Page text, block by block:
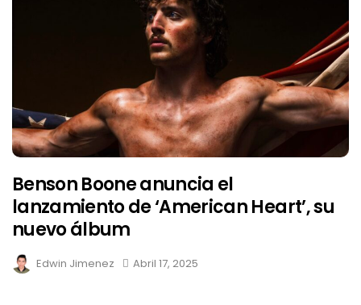
Benson Boone anuncia el
lanzamiento de ‘American Heart’, su
nuevo álbum
Edwin Jimenez Abril 17, 2025